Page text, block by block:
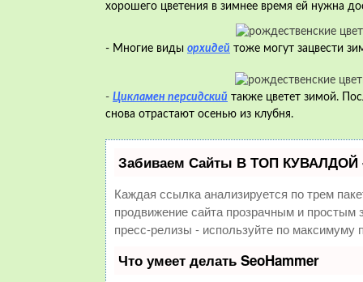
хорошего цветения в зимнее время ей нужна
- Многие виды орхидей тоже могут зацвести
- Цикламен персидский также цветет зимой.
снова отрастают осенью из клубня.
Забиваем Сайты В ТОП КУВАЛДОЙ
Каждая ссылка анализируется по трем
продвижение сайта прозрачным и
пресс-релизы - используйте по
Что умеет делать SeoHammer